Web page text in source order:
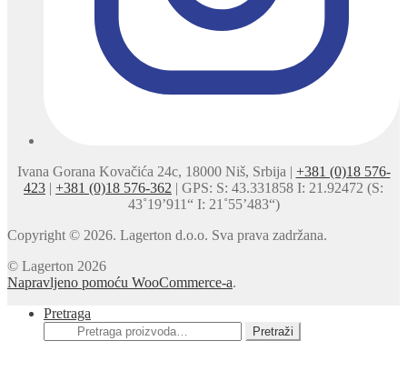
Ivana Gorana Kovačića 24c, 18000 Niš, Srbija | +381 (0)18 576-
423 | +381 (0)18 576-362 | GPS: S: 43.331858 I: 21.92472 (S:
43˚19’911“ I: 21˚55’483“)
Copyright © 2026. Lagerton d.o.o. Sva prava zadržana.
© Lagerton 2026
Napravljeno pomoću WooCommerce-a.
Pretraga
Pretraga
za:
Pretraži